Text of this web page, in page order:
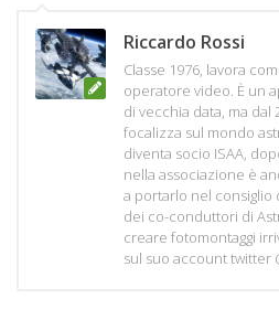
Riccardo Rossi
Classe 1976, lavora
operatore video. È un
di vecchia data, ma dal
focalizza sul mondo
diventa socio ISAA,
nella associazione è
a portarlo nel consiglio
dei co-conduttori di
creare fotomontaggi
sul suo account twitter